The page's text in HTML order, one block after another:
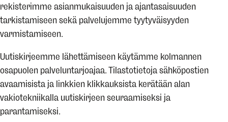
rekisterimme asianmukaisuuden ja ajantasaisuuden
tarkistamiseen sekä palvelujemme tyytyväisyyden
varmistamiseen.
Uutiskirjeemme lähettämiseen käytämme kolmannen
osapuolen palveluntarjoajaa. Tilastotietoja sähköpostien
avaamisista ja linkkien klikkauksista kerätään alan
vakiotekniikalla uutiskirjeen seuraamiseksi ja
parantamiseksi.